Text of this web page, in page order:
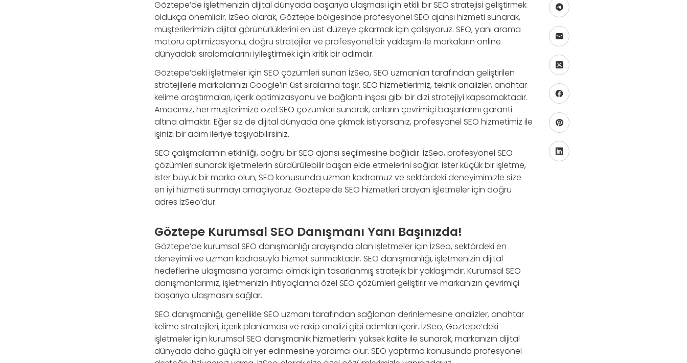
Göztepe’de işletmenizin dijital dünyada başarıya ulaşması için etkili bir SEO stratejisi geliştirmek
oldukça önemlidir. İzSeo olarak, Göztepe bölgesinde profesyonel SEO ajansı hizmeti sunarak,
müşterilerimizin dijital görünürlüklerini en üst düzeye çıkarmak için çalışıyoruz. SEO, yani arama
motoru optimizasyonu, doğru stratejiler ve profesyonel bir yaklaşım ile markaların online
dünyadaki sıralamalarını iyileştirmek için kritik bir adımdır.
Göztepe’deki işletmeler için SEO çözümleri sunan İzSeo, SEO uzmanları tarafından geliştirilen
stratejilerle markalarınızı Google’ın üst sıralarına taşır. SEO hizmetlerimiz, teknik analizler, anahtar
kelime araştırmaları, içerik optimizasyonu ve bağlantı inşası gibi bir dizi stratejiyi kapsamaktadır.
Amacımız, her müşterimize özel SEO çözümleri sunarak, onların çevrimiçi başarılarını garanti
altına almaktır. Eğer siz de dijital dünyada öne çıkmak istiyorsanız, profesyonel SEO hizmetimiz ile
işinizi bir adım ileriye taşıyabilirsiniz.
SEO çalışmalarının etkinliği, doğru bir SEO ajansı seçilmesine bağlıdır. İzSeo, profesyonel SEO
çözümleri sunarak işletmelerin sürdürülebilir başarı elde etmelerini sağlar. İster küçük bir işletme,
ister büyük bir marka olun, SEO konusunda uzman kadromuz ve sektördeki deneyimimizle size
en iyi hizmeti sunmayı amaçlıyoruz. Göztepe’de SEO hizmetleri arayan işletmeler için doğru
adres İzSeo’dur.
Göztepe Kurumsal SEO Danışmanı Yanı Başınızda!
Göztepe’de kurumsal SEO danışmanlığı arayışında olan işletmeler için İzSeo, sektördeki en
deneyimli ve uzman kadrosuyla hizmet sunmaktadır. SEO danışmanlığı, işletmenizin dijital
hedeflerine ulaşmasına yardımcı olmak için tasarlanmış stratejik bir yaklaşımdır. Kurumsal SEO
danışmanlarımız, işletmenizin ihtiyaçlarına özel SEO çözümleri geliştirir ve markanızın çevrimiçi
başarıya ulaşmasını sağlar.
SEO danışmanlığı, genellikle SEO uzmanı tarafından sağlanan derinlemesine analizler, anahtar
kelime stratejileri, içerik planlaması ve rakip analizi gibi adımları içerir. İzSeo, Göztepe’deki
işletmeler için kurumsal SEO danışmanlık hizmetlerini yüksek kalite ile sunarak, markanızın dijital
dünyada daha güçlü bir yer edinmesine yardımcı olur. SEO yaptırma konusunda profesyonel